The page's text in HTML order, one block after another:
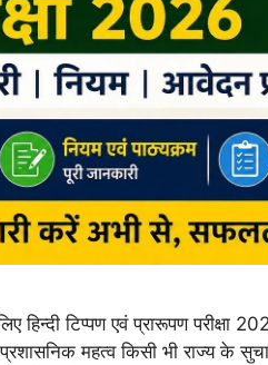
हिन्दी टिप्पण एवं प्रारूपण परीक्षा
प्रशासनिक महत्व किसी भी राज्य